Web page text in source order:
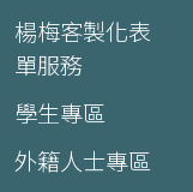
楊梅客製化表
單服務
學生專區
外籍人士專區